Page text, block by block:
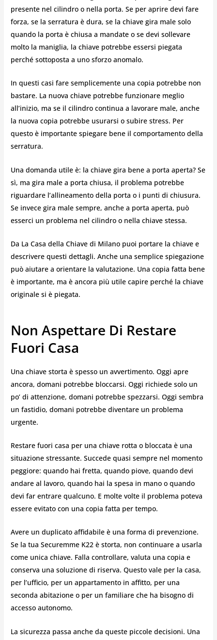
presente nel cilindro o nella porta. Se per aprire devi fare
forza, se la serratura è dura, se la chiave gira male solo
quando la porta è chiusa a mandate o se devi sollevare
molto la maniglia, la chiave potrebbe essersi piegata
perché sottoposta a uno sforzo anomalo.
In questi casi fare semplicemente una copia potrebbe non
bastare. La nuova chiave potrebbe funzionare meglio
all’inizio, ma se il cilindro continua a lavorare male, anche
la nuova copia potrebbe usurarsi o subire stress. Per
questo è importante spiegare bene il comportamento della
serratura.
Una domanda utile è: la chiave gira bene a porta aperta? Se
sì, ma gira male a porta chiusa, il problema potrebbe
riguardare l’allineamento della porta o i punti di chiusura.
Se invece gira male sempre, anche a porta aperta, può
esserci un problema nel cilindro o nella chiave stessa.
Da La Casa della Chiave di Milano puoi portare la chiave e
descrivere questi dettagli. Anche una semplice spiegazione
può aiutare a orientare la valutazione. Una copia fatta bene
è importante, ma è ancora più utile capire perché la chiave
originale si è piegata.
Non Aspettare Di Restare
Fuori Casa
Una chiave storta è spesso un avvertimento. Oggi apre
ancora, domani potrebbe bloccarsi. Oggi richiede solo un
po’ di attenzione, domani potrebbe spezzarsi. Oggi sembra
un fastidio, domani potrebbe diventare un problema
urgente.
Restare fuori casa per una chiave rotta o bloccata è una
situazione stressante. Succede quasi sempre nel momento
peggiore: quando hai fretta, quando piove, quando devi
andare al lavoro, quando hai la spesa in mano o quando
devi far entrare qualcuno. E molte volte il problema poteva
essere evitato con una copia fatta per tempo.
Avere un duplicato affidabile è una forma di prevenzione.
Se la tua Securemme K22 è storta, non continuare a usarla
come unica chiave. Falla controllare, valuta una copia e
conserva una soluzione di riserva. Questo vale per la casa,
per l’ufficio, per un appartamento in affitto, per una
seconda abitazione o per un familiare che ha bisogno di
accesso autonomo.
La sicurezza passa anche da queste piccole decisioni. Una